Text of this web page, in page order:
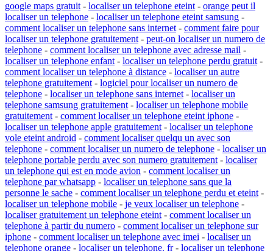
google maps gratuit - localiser un telephone eteint - orange peut il
localiser un telephone - localiser un telephone eteint samsung -
comment localiser un telephone sans internet - comment faire pour
localiser un telephone gratuitement - peut-on localiser un numero de
telephone - comment localiser un telephone avec adresse mail -
localiser un telephone enfant - localiser un telephone perdu gratuit -
comment localiser un telephone à distance - localiser un autre
telephone gratuitement - logiciel pour localiser un numero de
telephone - localiser un telephone sans internet - localiser un
telephone samsung gratuitement - localiser un telephone mobile
gratuitement - comment localiser un telephone eteint iphone -
localiser un telephone apple gratuitement - localiser un telephone
vole eteint android - comment localiser quelqu un avec son
telephone - comment localiser un numero de telephone - localiser un
telephone portable perdu avec son numero gratuitement - localiser
un telephone qui est en mode avion - comment localiser un
telephone par whatsapp - localiser un telephone sans que la
personne le sache - comment localiser un telephone perdu et eteint -
localiser un telephone mobile - je veux localiser un telephone -
localiser gratuitement un telephone eteint - comment localiser un
telephone à partir du numero - comment localiser un telephone sur
iphone - comment localiser un telephone avec imei - localiser un
telephone orange - localiser un telephone. fr- localiser un telephone